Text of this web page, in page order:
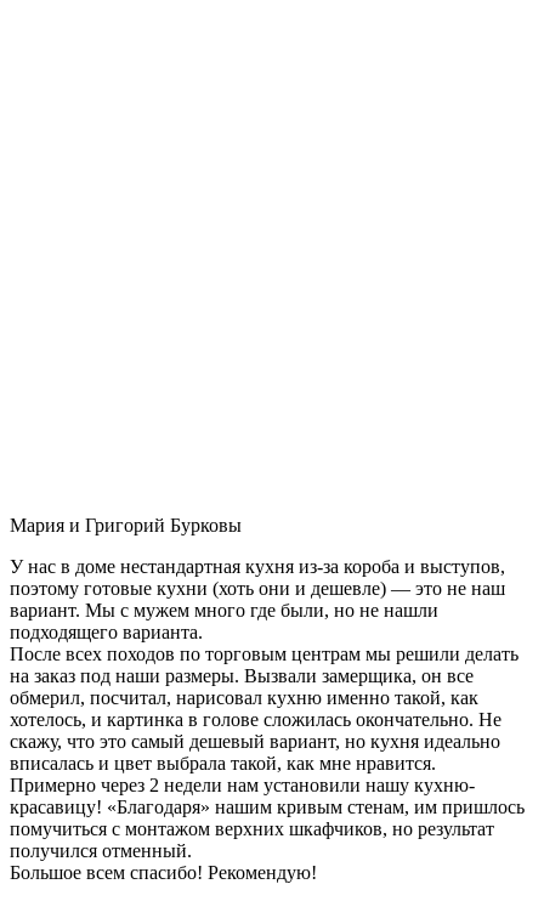
Мария и Григорий Бурковы
У нас в доме нестандартная кухня из-за короба и выступов,
поэтому готовые кухни (хоть они и дешевле) — это не наш
вариант. Мы с мужем много где были, но не нашли
подходящего варианта.
После всех походов по торговым центрам мы решили делать
на заказ под наши размеры. Вызвали замерщика, он все
обмерил, посчитал, нарисовал кухню именно такой, как
хотелось, и картинка в голове сложилась окончательно. Не
скажу, что это самый дешевый вариант, но кухня идеально
вписалась и цвет выбрала такой, как мне нравится.
Примерно через 2 недели нам установили нашу кухню-
красавицу! «Благодаря» нашим кривым стенам, им пришлось
помучиться с монтажом верхних шкафчиков, но результат
получился отменный.
Большое всем спасибо! Рекомендую!